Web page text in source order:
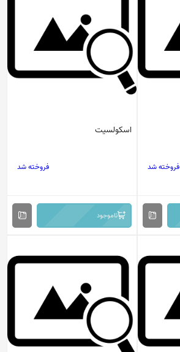
فروخته شد
اسکولسیت
فروخته شد
ناموجود